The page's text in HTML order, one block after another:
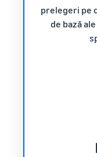
prelegeri pe
de bază